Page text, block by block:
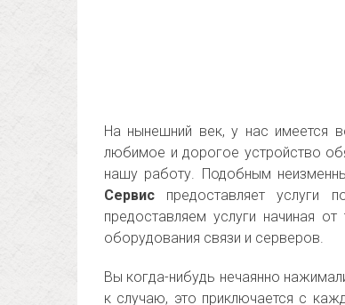
На нынешний век, у нас имеется
любимое и дорогое устройство
нашу работу. Подобным
Сервис предоставляет услуги
предоставляем услуги начиная от
оборудования связи и серверов.
Вы когда-нибудь нечаянно
к случаю, это приключается с